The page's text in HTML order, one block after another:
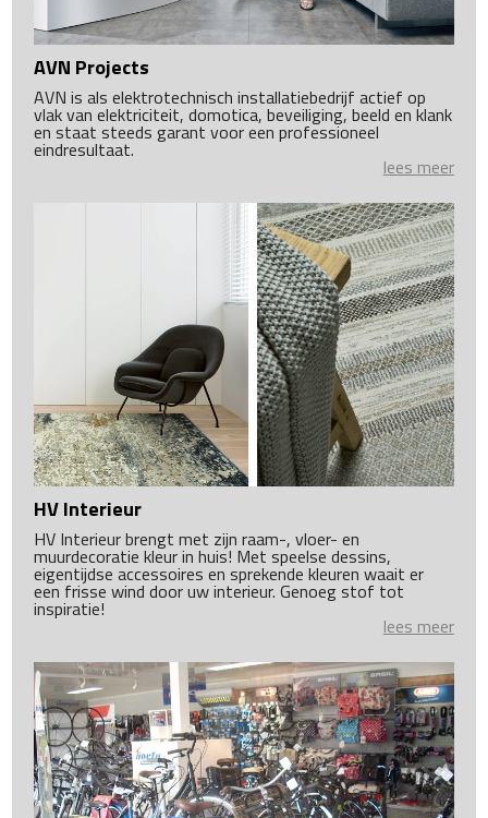
AVN Projects
AVN is als elektrotechnisch installatiebedrijf actief op
vlak van elektriciteit, domotica, beveiliging, beeld en klank
en staat steeds garant voor een professioneel
eindresultaat.
lees meer
HV Interieur
HV Interieur brengt met zijn raam-, vloer- en
muurdecoratie kleur in huis! Met speelse dessins,
eigentijdse accessoires en sprekende kleuren waait er
een frisse wind door uw interieur. Genoeg stof tot
inspiratie!
lees meer